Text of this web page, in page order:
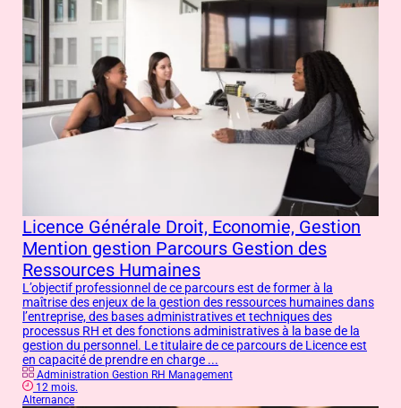
Licence Générale Droit, Economie, Gestion
Mention gestion Parcours Gestion des
Ressources Humaines
L’objectif professionnel de ce parcours est de former à la
maîtrise des enjeux de la gestion des ressources humaines dans
l’entreprise, des bases administratives et techniques des
processus RH et des fonctions administratives à la base de la
gestion du personnel. Le titulaire de ce parcours de Licence est
en capacité de prendre en charge ...
Administration Gestion RH Management
12 mois.
Alternance